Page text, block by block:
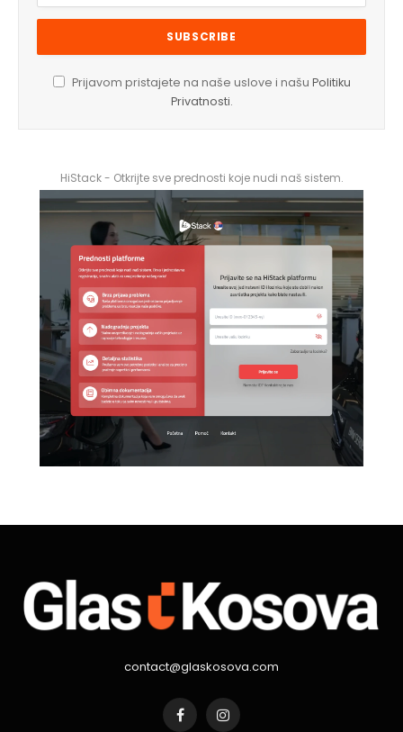
Prijavom pristajete na naše uslove i našu Politiku
Privatnosti.
HiStack - Otkrijte sve prednosti koje nudi naš sistem.
contact@glaskosova.com
FacebookInstagram